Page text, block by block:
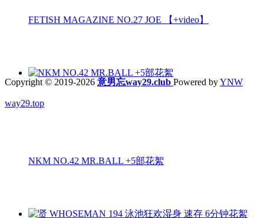
FETISH MAGAZINE NO.27 JOE 【+video】
NKM NO.42 MR.BALL +5部花絮
Copyright © 2019-2026 意男忘way29.club Powered byYNW
way29.top